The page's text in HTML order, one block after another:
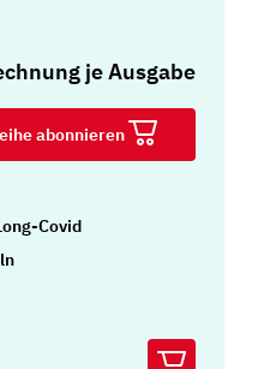
je Ausgabe
abonnieren
Covid